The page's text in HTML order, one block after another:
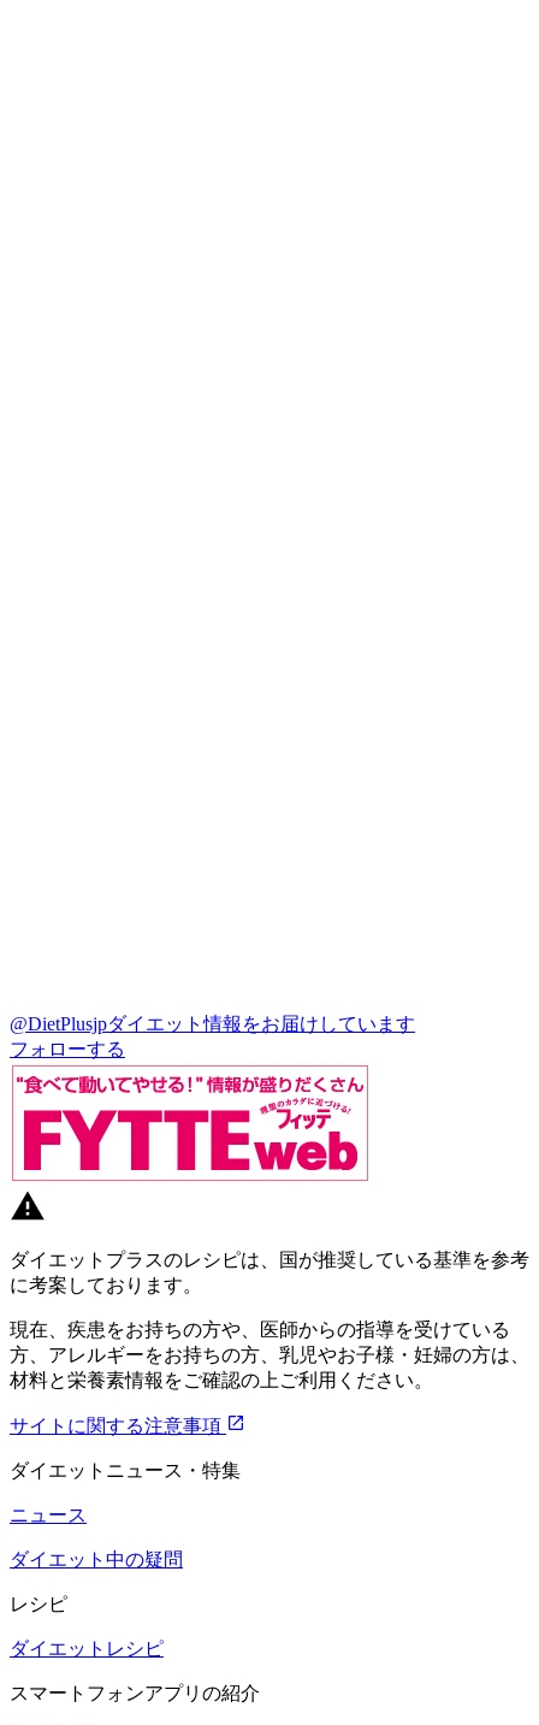
@DietPlusjpダイエット情報をお届けしています
フォローする
ダイエットプラスのレシピは、国が推奨している基準を参考
に考案しております。
現在、疾患をお持ちの方や、医師からの指導を受けている
方、アレルギーをお持ちの方、乳児やお子様・妊婦の方は、
材料と栄養素情報をご確認の上ご利用ください。
サイトに関する注意事項
ダイエットニュース・特集
ニュース
ダイエット中の疑問
レシピ
ダイエットレシピ
スマートフォンアプリの紹介